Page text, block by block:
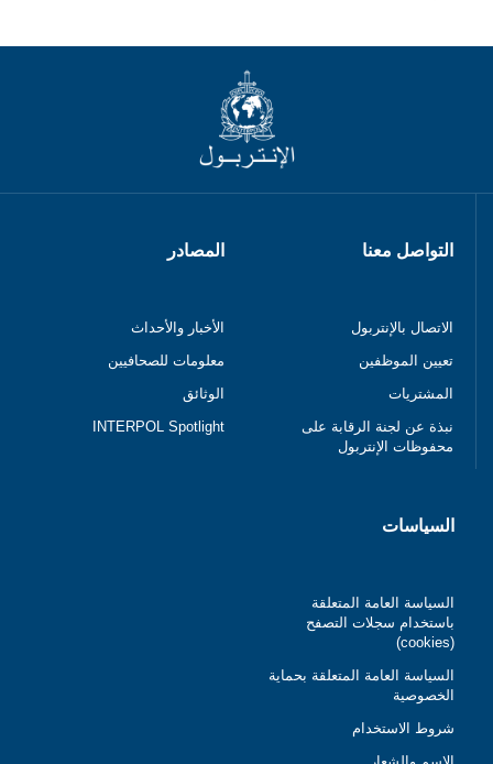
التواصل معنا
الاتصال بالإنتربول
تعيين الموظفين
المشتريات
نبذة عن لجنة الرقابة على
محفوظات الإنتربول
المصادر
الأخبار والأحداث
معلومات للصحافيين
الوثائق
INTERPOL Spotlight
السياسات
السياسة العامة المتعلقة
باستخدام سجلات التصفح
(cookies)
السياسة العامة المتعلقة بحماية
الخصوصية
شروط الاستخدام